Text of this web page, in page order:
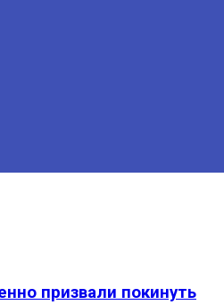
призвали покинуть